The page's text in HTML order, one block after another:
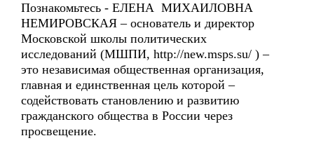
Познакомьтесь - ЕЛЕНА МИХАИЛОВНА
НЕМИРОВСКАЯ – основатель и директор
Московской школы политических
исследований (МШПИ, http://new.msps.su/ ) –
это независимая общественная организация,
главная и единственная цель которой –
содействовать становлению и развитию
гражданского общества в России через
просвещение.